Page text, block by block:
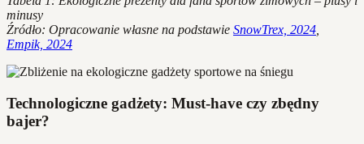
minusy
Źródło: Opracowanie własne na podstawie SnowTrex, 2024
Empik, 2024
Technologiczne gadżety: Must-have czy zbędny
bajer?